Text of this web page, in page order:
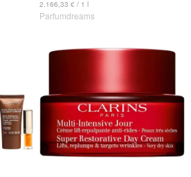
2.166,33 € / 1 l
Parfumdreams